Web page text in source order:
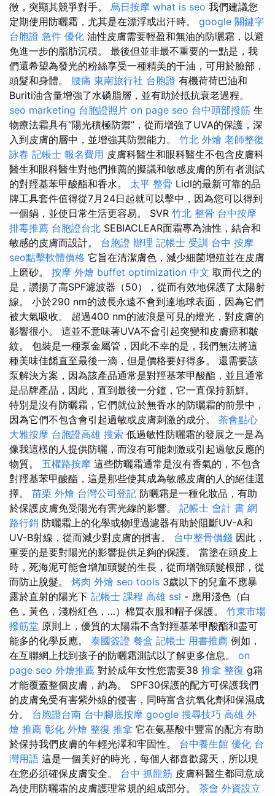
徵，突顯其競爭對手。 烏日按摩 what is seo 我們建議您
定期使用防曬霜，尤其是在漂浮或出汗時。 google 關鍵字
台胞證 急件 優化 油性皮膚需要輕盈和無油的防曬霜，以避
免進一步的脂肪沉積。 最後但並非最不重要的一點是，我
們還希望為發光的粉絲享受一種精美的干油，可用於臉部，
頭髮和身體。 腰痛 東南旅行社 台胞證 有機荷荷巴油和
Buriti油含量增強了水磷脂層，並有助於抵抗衰老過程。
seo marketing 台胞證照片 on page seo 台中頭部撥筋 生
物療法霜具有“陽光積極防禦”，從而增強了UVA的保護，深
入到皮膚的層中，並增強其防禦能力。 竹北 外燴 老師整復
詠春 記帳士 報名費用 皮膚科醫生和眼科醫生不包含皮膚科
醫生和眼科醫生對他們推薦的擬議和敏感皮膚的所有者測試
的對羥基苯甲酸酯和香水。 太平 整骨 Lidl的最新可靠的品
牌工具套件值得從7月24日起就可以擊中，因為您可以得到
一個鍋，並使日常生活更容易。 SVR 竹北 整骨 台中按摩
排毒推薦 台胞證台北 SEBIACLEAR面霜專為油性，結合和
敏感的皮膚而設計。 台胞證 辦理 記帳士 受訓 台中 按摩
seo點擊軟體價格 它旨在清潔膚色，減少細菌增殖並在皮膚
上磨砂。 按摩 外燴 buffet optimization 中文 取而代之的
是，讚揚了高SPF濾波器（50），從而有效地保護了太陽射
線。 小於290 nm的波長永遠不會到達地球表面，因為它們
被大氣吸收。 超過400 nm的波浪是可見的燈光，對皮膚的
影響很小。 這並不意味著UVA不會引起突變和皮膚癌和皺
紋。 包裝是一種泵金屬管，因此不幸的是，我們無法將這
種美味佳餚直至最後一滴，但是價格要好得多。 還需要該
泵解決方案，因為該產品通常是對羥基苯甲酸酯，並且通常
是品牌產品，因此，直到最後一分鐘，它一直保持新鮮。
特別是沒有防曬霜，它們就位於無香水的防曬霜的前景中，
因為它們不包含會引起過敏或皮膚刺激的成分。 茶會點心
大雅按摩 台胞證高雄 搜索 低過敏性防曬霜的發展之一是為
像我這樣的人提供防曬，而沒有可能刺激或引起過敏反應的
物質。 五權路按摩 這些防曬霜通常是沒有香氣的，不包含
對羥基苯甲酸酯，這是那些使其成為敏感皮膚的人的絕佳選
擇。 苗栗 外燴 台灣公司登記 防曬霜是一種化妝品，有助
於保護皮膚免受陽光有害光線的影響。 記帳士 會計 書 網
路行銷 防曬霜上的化學或物理過濾器有助於阻斷UV-A和
UV-B射線，從而減少對皮膚的損害。 台中整骨價錢 因此，
重要的是要對陽光的影響提供足夠的保護。 當塗在頭皮上
時，死海泥可能會增加頭髮的生長，從而增強頭髮根部，從
而防止脫髮。 烤肉 外燴 seo tools 3歲以下的兒童不應暴
露於直射的陽光下 記帳士 課程 高雄 ssl - 應用淺色（白
色，黃色，淺粉紅色，…）棉質衣服和帽子保護。 竹東市場
撥筋堂 原則上，優質的太陽霜不含對羥基苯甲酸酯和盡可
能多的化學反應。 泰國簽證 餐盒 記帳士 用書推薦 例如，
在互聯網上找到孩子的防曬霜測試以了解更多信息。 on
page seo 外燴推薦 對於成年女性您需要38 推拿 整復 g霜
才能覆蓋整個皮膚，約為。 SPF30保護的配方可保護我們
的皮膚免受有害紫外線的侵害，同時富含抗氧化劑和保濕成
分。 台胞證台南 台中腳底按摩 google 搜尋技巧 高雄 外
燴 推薦 彰化 外燴 整復 推拿 它在氨基酸中豐富的配方有助
於保持我們皮膚的年輕光澤和牢固性。 台中養生館 優化 台
灣用語 這是一個美好的時光，每個人都喜歡露天，所以現
在您必須確保皮膚安全。 台中 抓龍筋 皮膚科醫生都同意成
為使用防曬霜的皮膚護理常規的組成部分。 茶會 外資設立